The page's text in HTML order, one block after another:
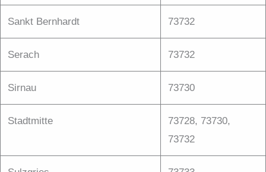
Sankt Bernhardt 73732
Serach 73732
Sirnau 73730
Stadtmitte
73728, 73730,
73732